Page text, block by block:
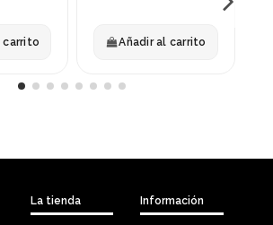
carrito Añadir al carrito
La tienda Información